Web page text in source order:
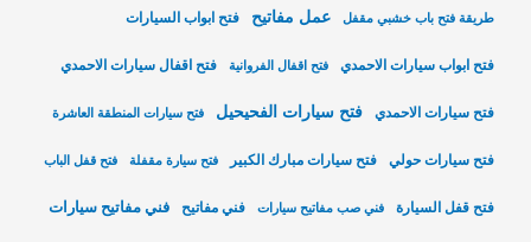
طريقة فتح باب خشبي مقفل عمل مفاتيح فتح ابواب السيارات
فتح ابواب سيارات الاحمدي فتح اقفال الفروانية فتح اقفال سيارات الاحمدي
فتح سيارات الاحمدي فتح سيارات الفحيحيل فتح سيارات المنطقة العاشرة
فتح سيارات حولي فتح سيارات مبارك الكبير فتح سيارة مقفلة فتح قفل الباب
فتح قفل السيارة فني صب مفاتيح سيارات فني مفاتيح فني مفاتيح سيارات